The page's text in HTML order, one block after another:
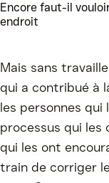
Encore faut-il
endroit
Mais sans
qui a contribué à
les personnes qui
processus qui
qui les ont
train de corriger